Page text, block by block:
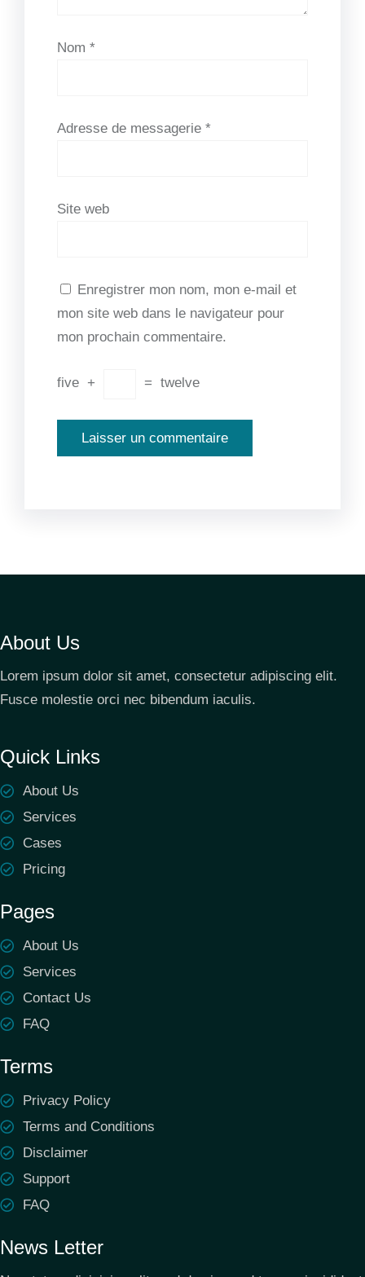
Nom *
Adresse de messagerie *
Site web
Enregistrer mon nom, mon e-mail et
mon site web dans le navigateur pour
mon prochain commentaire.
five + = twelve
About Us
Lorem ipsum dolor sit amet, consectetur adipiscing elit.
Fusce molestie orci nec bibendum iaculis.
Quick Links
About Us
Services
Cases
Pricing
Pages
About Us
Services
Contact Us
FAQ
Terms
Privacy Policy
Terms and Conditions
Disclaimer
Support
FAQ
News Letter